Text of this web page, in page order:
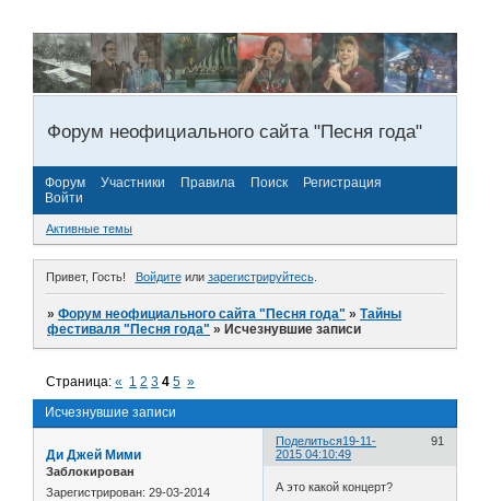
Форум неофициального сайта "Песня года"
Форум Участники Правила Поиск
Регистрация
Войти
Активные темы
Привет, Гость! Войдитеили зарегистрируйтесь.
»Форум неофициального сайта "Песня года" »Тайны
фестиваля "Песня года" » Исчезнувшие записи
Исчезнувшие записи
Страница:« 1 2 3 4 5 »
Поделиться 91
19-11-
2015 04:10:49
Ди Джей Мими
Заблокирован
Зарегистрирован: 29-03-2014
А это какой концерт?